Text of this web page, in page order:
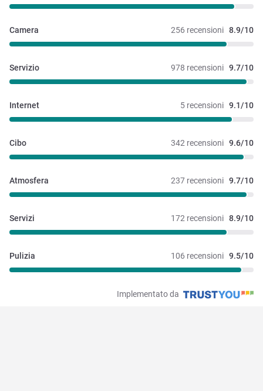
256 recensioni 8.9/10
Camera
978 recensioni 9.7/10
Servizio
5 recensioni 9.1/10
Internet
342 recensioni 9.6/10
Cibo
237 recensioni 9.7/10
Atmosfera
172 recensioni 8.9/10
Servizi
106 recensioni 9.5/10
Pulizia
Implementato da